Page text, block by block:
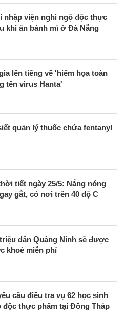
nhập viện nghi ngộ độc thực
khi ăn bánh mì ở Đà Nẵng
lên tiếng về 'hiểm họa toàn
tên virus Hanta'
quản lý thuốc chứa fentanyl
tiết ngày 25/5: Nắng nóng
gắt, có nơi trên 40 độ C
dân Quảng Ninh sẽ được
khoẻ miễn phí
cầu điều tra vụ 62 học sinh
độc thực phẩm tại Đồng Tháp